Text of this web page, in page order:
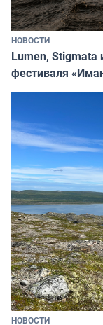
НОВОСТИ
Lumen,
фестиваля
НОВОСТИ